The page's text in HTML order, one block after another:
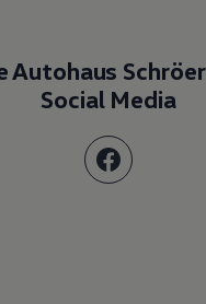
Autohaus
Social Media